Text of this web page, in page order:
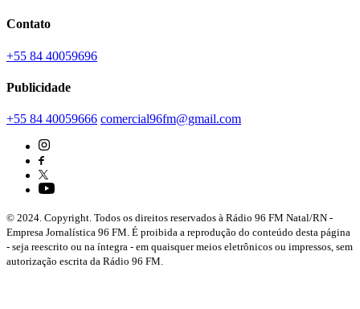
Contato
+55 84 40059696
Publicidade
+55 84 40059666 comercial96fm@gmail.com
© 2024. Copyright. Todos os direitos reservados à Rádio 96 FM Natal/RN -
Empresa Jornalística 96 FM. É proibida a reprodução do conteúdo desta página
- seja reescrito ou na íntegra - em quaisquer meios eletrônicos ou impressos, sem
autorização escrita da Rádio 96 FM.